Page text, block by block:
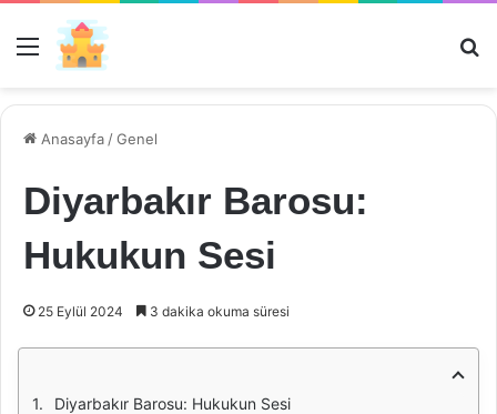
Menü
Anasayfa /Genel
Diyarbakır Barosu:
Hukukun Sesi
25 Eylül 2024 3 dakika okuma süresi
Diyarbakır Barosu: Hukukun Sesi